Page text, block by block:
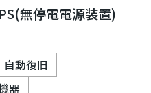
無停電電源装置)
自動復旧
器